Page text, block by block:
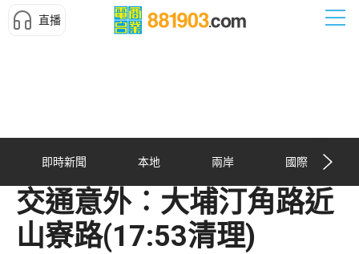
直播
即時新聞 本地 兩岸 國際
交通意外︰大埔汀角路近
山寮路(17:53清理)